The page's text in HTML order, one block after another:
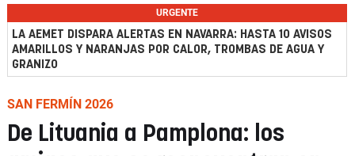
URGENTE
LA AEMET DISPARA ALERTAS EN NAVARRA: HASTA 10 AVISOS
AMARILLOS Y NARANJAS POR CALOR, TROMBAS DE AGUA Y
GRANIZO
SAN FERMÍN 2026
De Lituania a Pamplona: los